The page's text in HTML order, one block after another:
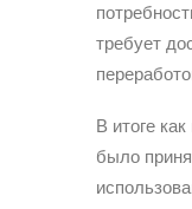
требует
В итоге
было